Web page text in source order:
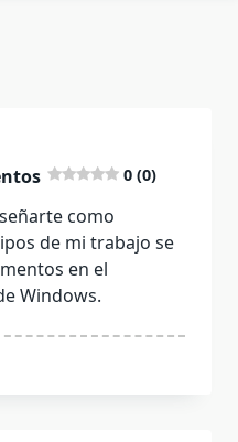
0 (0)
como
de mi trabajo se
en el
Windows.